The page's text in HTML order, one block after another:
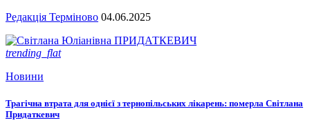
Редакція Терміново 04.06.2025
trending_flat
Новини
Трагічна втрата для однієї з тернопільських лікарень: померла Світлана
Придаткевич